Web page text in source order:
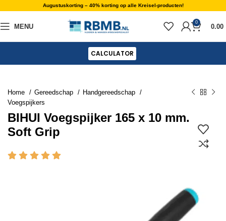
Augustuskorting – 40% korting op alle Kreisel-producten!
MENU
0
0.00
CALCULATOR
Home Gereedschap
Handgereedschap
Voegspijkers
BIHUI Voegspijker 165 x 10 mm.
Soft Grip